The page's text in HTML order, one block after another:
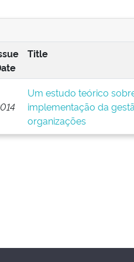
Title
Um estudo teórico
implementação da
organizações